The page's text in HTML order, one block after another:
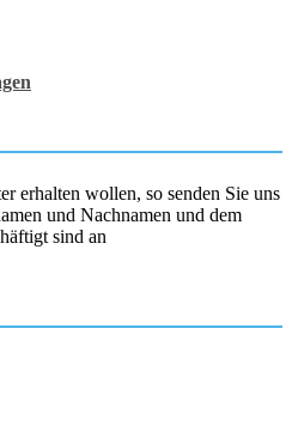
erhalten wollen, so senden Sie uns
und Nachnamen und dem
sind an